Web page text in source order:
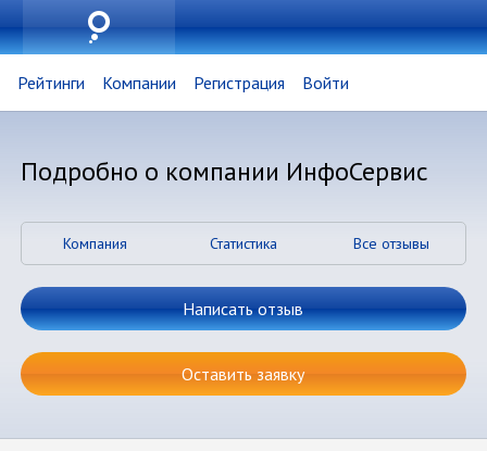
Рейтинги Компании Регистрация Войти
Подробно о компании ИнфоСервис
Компания Статистика Все отзывы
Написать отзыв
Оставить заявку